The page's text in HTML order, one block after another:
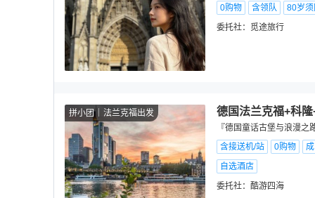
0购物
含领队
80岁
委托社： 觅途旅行
拼小团 法兰克福出发 德国法兰克福+科
『德国童话古堡与浪漫之
含接送机/站
0购物
自选酒店
委托社： 酷游四海